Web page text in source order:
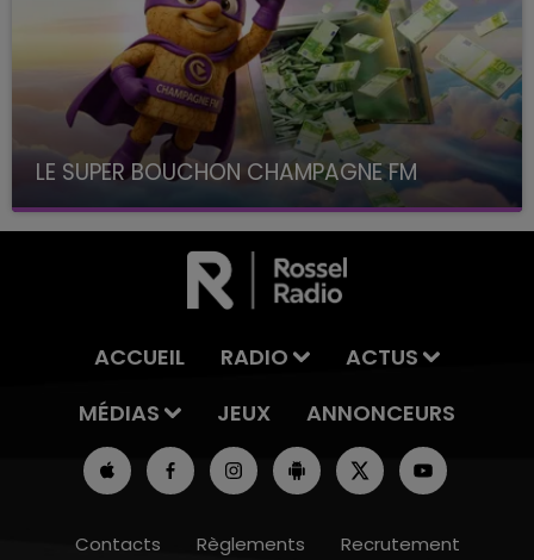
LE SUPER BOUCHON CHAMPAGNE FM
avec La Famille Champagne FM, à 8H10
ACCUEIL RADIO
ACTUS
MÉDIAS
JEUX ANNONCEURS
Contacts Règlements Recrutement